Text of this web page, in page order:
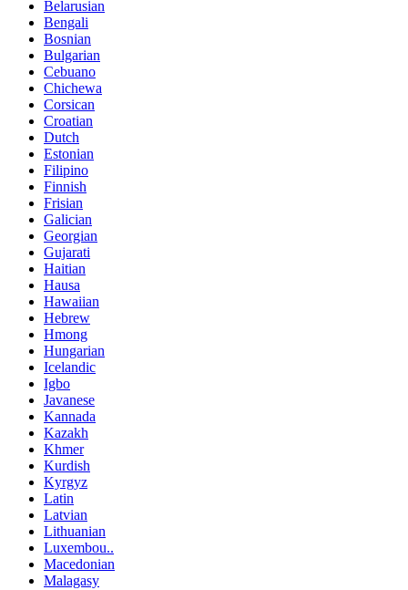
Belarusian
Bengali
Bosnian
Bulgarian
Cebuano
Chichewa
Corsican
Croatian
Dutch
Estonian
Filipino
Finnish
Frisian
Galician
Georgian
Gujarati
Haitian
Hausa
Hawaiian
Hebrew
Hmong
Hungarian
Icelandic
Igbo
Javanese
Kannada
Kazakh
Khmer
Kurdish
Kyrgyz
Latin
Latvian
Lithuanian
Luxembou..
Macedonian
Malagasy